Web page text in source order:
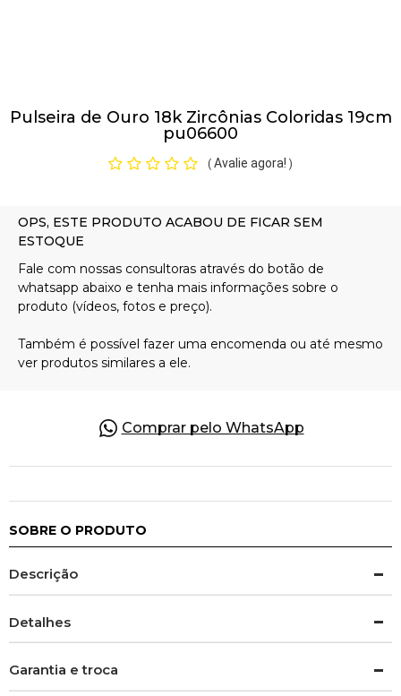
Pulseira de Ouro 18k Zircônias Coloridas 19cm
pu06600
( Avalie agora! )
Comprar pelo WhatsApp
SOBRE O PRODUTO
Descrição
Detalhes
Garantia e troca
Pedras Preciosas
OFERTAS